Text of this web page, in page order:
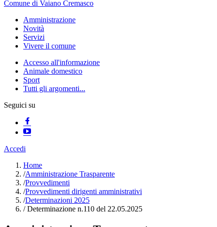
Comune di Vaiano Cremasco
Amministrazione
Novità
Servizi
Vivere il comune
Accesso all'informazione
Animale domestico
Sport
Tutti gli argomenti...
Seguici su
Accedi
Home
/Amministrazione Trasparente
/Provvedimenti
/Provvedimenti dirigenti amministrativi
/Determinazioni 2025
/Determinazione n.110 del 22.05.2025